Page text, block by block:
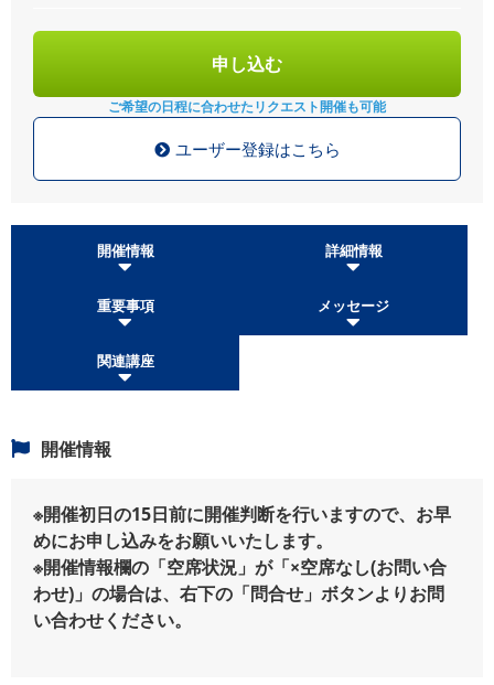
申し込む
ご希望の日程に合わせたリクエスト開催も可能
ユーザー登録はこちら
開催情報 詳細情報
重要事項 メッセージ
関連講座
開催情報
※開催初日の15日前に開催判断を行いますので、お早
めにお申し込みをお願いいたします。
※開催情報欄の「空席状況」が「×空席なし(お問い合
わせ)」の場合は、右下の「問合せ」ボタンよりお問
い合わせください。